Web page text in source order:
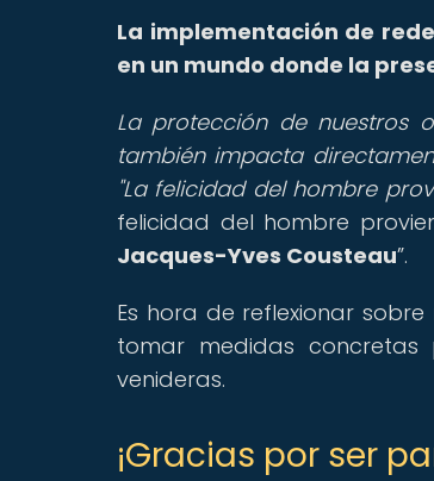
La implementación de
en un mundo donde la
La protección de nuestros
también impacta
"La felicidad del hombre
felicidad del hombre
Jacques-Yves Cousteau .
Es hora de reflexionar
tomar medidas
venideras.
¡Gracias por ser